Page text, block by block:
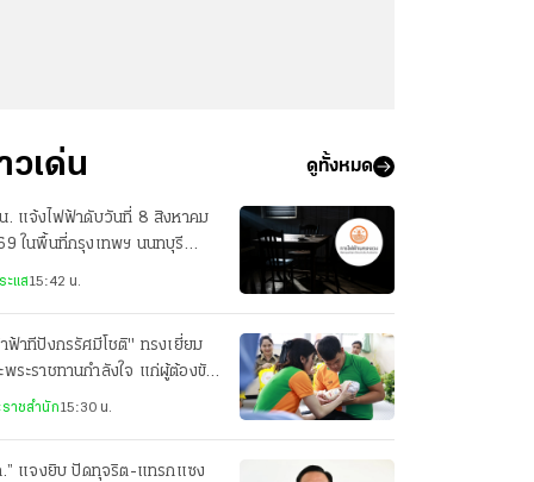
วเด่น ดูทั้งหมด
. แจ้งไฟฟ้าดับวันที่ 8 สิงหาคม
ในพื้นที่กรุงเทพฯ นนทบุรี
ะแส15:42 น.
ฟ้าทีปังกรรัศมีโชติ" ทรงเยี่ยม
พระราชทานกำลังใจ แก่ผู้ต้องขัง
สถานเชียงใหม่
าชสำนัก15:30 น.
.” แจงยิบ ปัดทุจริต-แทรกแซง